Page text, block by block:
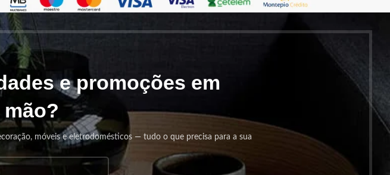
e promoções em
móveis e eletrodomésticos — tudo o que precisa para a sua